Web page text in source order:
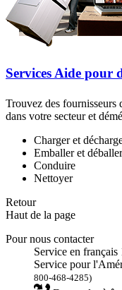
Services Aide pour
Trouvez des fournisseurs
dans votre secteur et
Charger et
Emballer et déballer
Conduire
Nettoyer
Retour
Haut de la page
Pour nous contacter
Service en
Service pour
800-468-4285)